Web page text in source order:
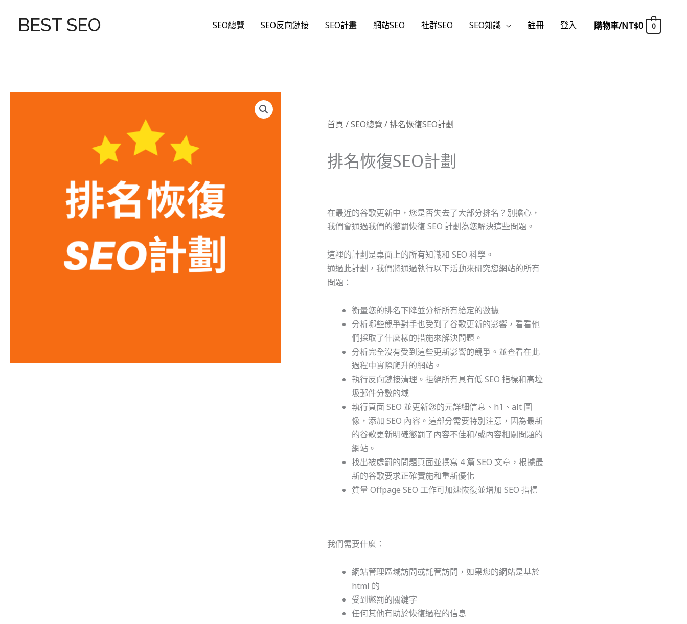
BEST SEO SEO總覽 SEO反向鏈接 SEO計畫 網站SEO 社群SEO SEO知識 註冊 登入 購物車/NT$0 0
首頁 /SEO總覽 / 排名恢復SEO計劃
排名恢復SEO計劃
在最近的谷歌更新中，您是否失去了大部分排名？別擔心，
我們會通過我們的懲罰恢復 SEO 計劃為您解決這些問題。
這裡的計劃是桌面上的所有知識和 SEO 科學。
通過此計劃，我們將通過執行以下活動來研究您網站的所有
問題：
衡量您的排名下降並分析所有給定的數據
分析哪些競爭對手也受到了谷歌更新的影響，看看他
們採取了什麼樣的措施來解決問題。
分析完全沒有受到這些更新影響的競爭。並查看在此
過程中實際爬升的網站。
執行反向鏈接清理。拒絕所有具有低 SEO 指標和高垃
圾郵件分數的域
執行頁面 SEO 並更新您的元詳細信息、h1、alt 圖
像，添加 SEO 內容。這部分需要特別注意，因為最新
的谷歌更新明確懲罰了內容不佳和/或內容相關問題的
網站。
找出被處罰的問題頁面並撰寫 4 篇 SEO 文章，根據最
新的谷歌要求正確實施和重新優化
質量 Offpage SEO 工作可加速恢復並增加 SEO 指標
我們需要什麼：
網站管理區域訪問或託管訪問，如果您的網站是基於
html 的
受到懲罰的關鍵字
任何其他有助於恢復過程的信息